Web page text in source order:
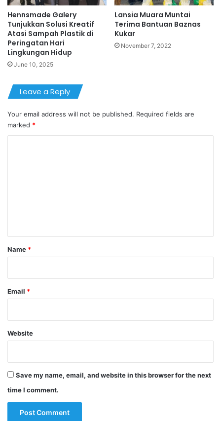
Hennsmade Galery
Tunjukkan Solusi Kreatif
Atasi Sampah Plastik di
Peringatan Hari
Lingkungan Hidup
June 10, 2025
Lansia Muara Muntai
Terima Bantuan Baznas
Kukar
November 7, 2022
Leave a Reply
Your email address will not be published. Required fields are
marked *
*
Name *
Email *
Website
Save my name, email, and website in this browser for the next
time I comment.